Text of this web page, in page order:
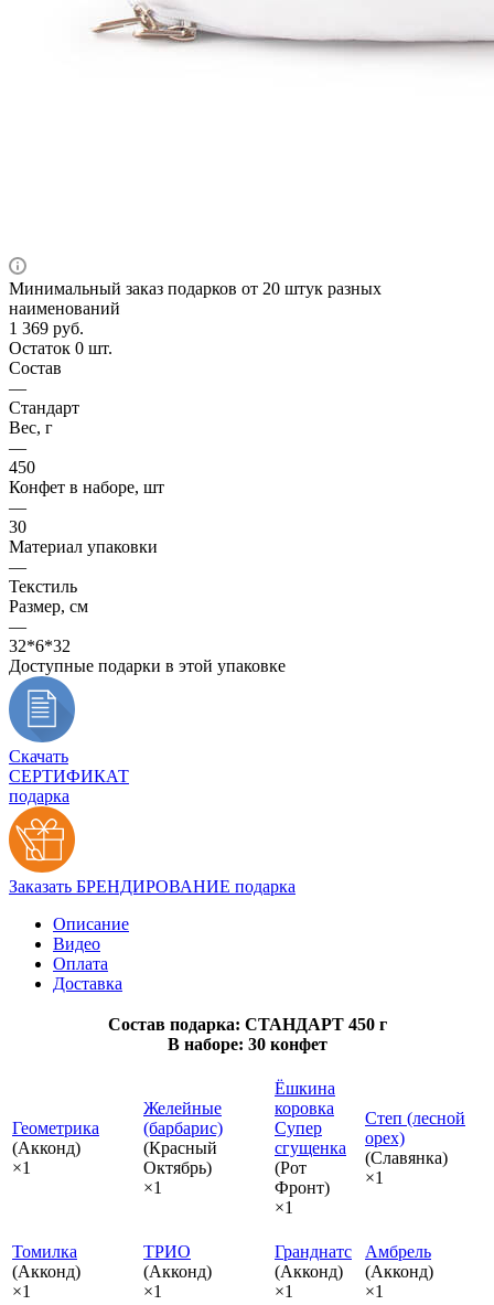
Минимальный заказ подарков от 20 штук разных
наименований
1 369 руб.
Остаток 0 шт.
Состав
—
Стандарт
Вес, г
—
450
Конфет в наборе, шт
—
30
Материал упаковки
—
Текстиль
Размер, см
—
32*6*32
Доступные подарки в этой упаковке
Скачать
СЕРТИФИКАТ
подарка
Заказать БРЕНДИРОВАНИЕ подарка
Описание
Видео
Оплата
Доставка
Состав подарка: СТАНДАРТ 450 г
В наборе: 30 конфет
Геометрика
(Акконд)
×1
Желейные
(барбарис)
(Красный
Октябрь)
×1
Ёшкина
коровка
Супер
сгущенка
(Рот
Фронт)
×1
Степ (лесной
орех)
(Славянка)
×1
Томилка
(Акконд)
×1
ТРИО
(Акконд)
×1
Гранднатс
(Акконд)
×1
Амбрель
(Акконд)
×1